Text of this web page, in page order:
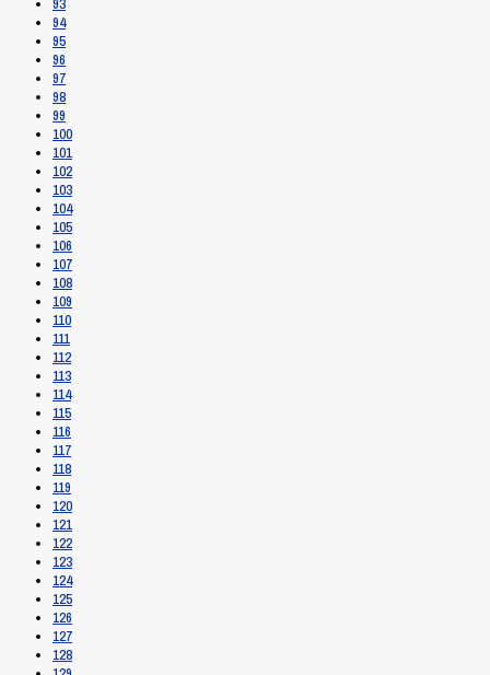
93
94
95
96
97
98
99
100
101
102
103
104
105
106
107
108
109
110
111
112
113
114
115
116
117
118
119
120
121
122
123
124
125
126
127
128